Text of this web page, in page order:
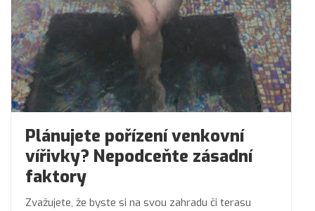
Plánujete pořízení venkovní
vířivky? Nepodceňte zásadní
faktory
Zvažujete, že byste si na svou zahradu či terasu